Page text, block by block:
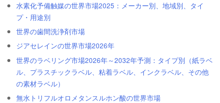
水素化予備触媒の世界市場2025：メーカー別、地域別、タイ
プ・用途別
世界の歯間洗浄剤市場
ジアセレインの世界市場2026年
世界のラベリング市場2026年～2032年予測：タイプ別（紙ラベ
ル、プラスチックラベル、粘着ラベル、インクラベル、その他
の素材ラベル）
無水トリフルオロメタンスルホン酸の世界市場